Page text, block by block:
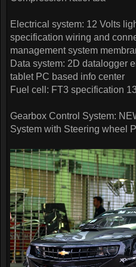
Electrical system: 12 Volts
specification wiring and
management system
Data system: 2D datalogger
tablet PC based info center
Fuel cell: FT3 specification
Gearbox Control System:
System with Steering wheel